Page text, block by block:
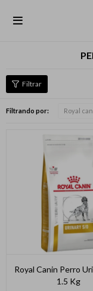

Filtrando por: Royal
Royal Canin Perro
1.5 Kg